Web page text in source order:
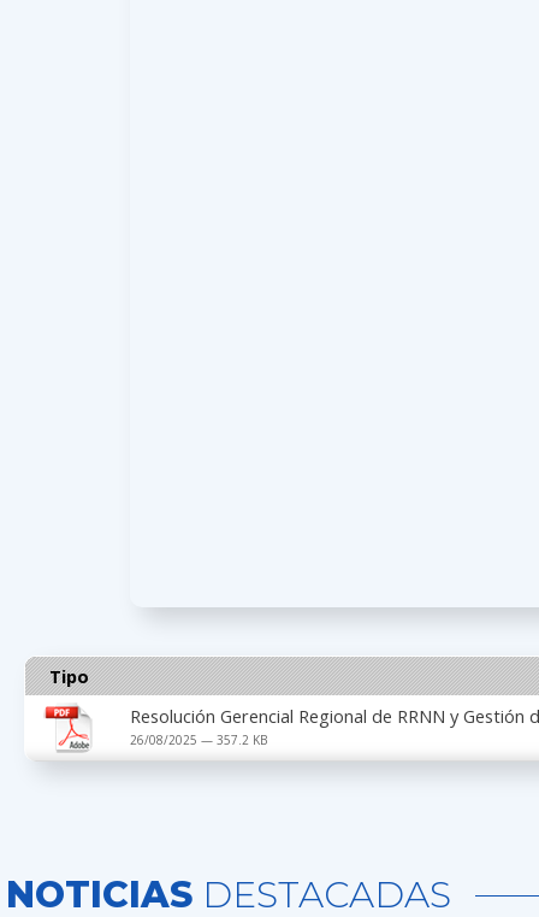
Tipo
Resolución Gerencial Regional de RRNN y Gestión
26/08/2025 — 357.2 KB
NOTICIAS DESTACADAS